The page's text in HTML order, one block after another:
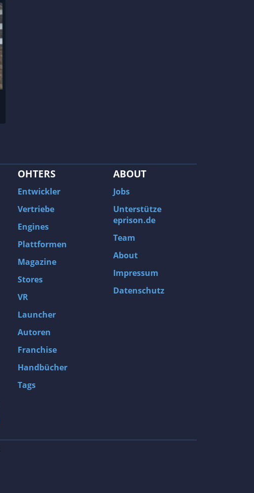
OHTERS
Entwickler
Vertriebe
Engines
Plattformen
Magazine
Stores
VR
Launcher
Autoren
Franchise
Handbücher
Tags
ABOUT
Jobs
Unterstütze
eprison.de
Team
About
Impressum
Datenschutz